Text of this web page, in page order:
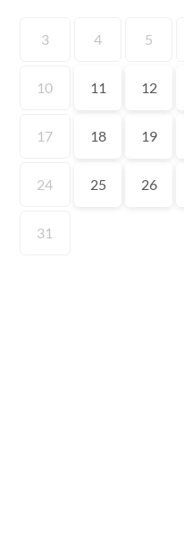
3 4 5
10 11 12
17 18 19
24 25 26
31